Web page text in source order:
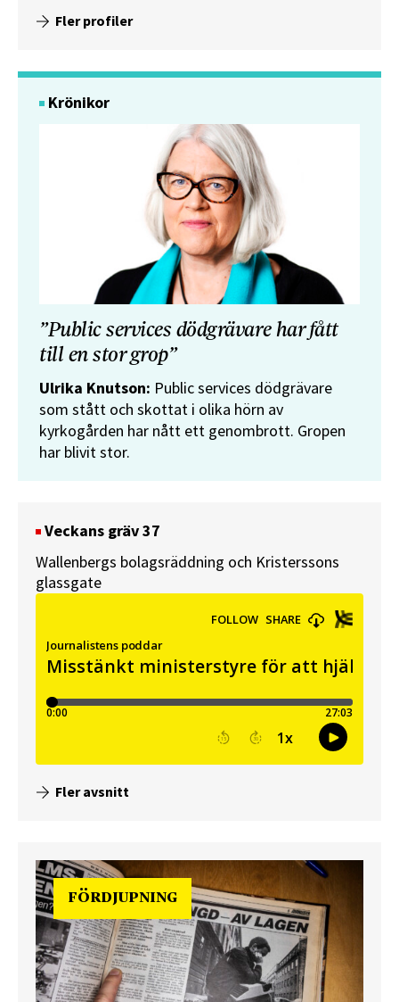
Fler profiler
Krönikor
”Public services dödgrävare har fått
till en stor grop”
Ulrika Knutson: Public services dödgrävare
som stått och skottat i olika hörn av
kyrkogården har nått ett genombrott. Gropen
har blivit stor.
Veckans gräv 37
Wallenbergs bolagsräddning och Kristerssons
glassgate
Fler avsnitt
FÖRDJUPNING